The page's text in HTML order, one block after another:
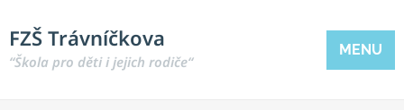
FZŠ Trávníčkova
“Škola pro děti i jejich rodiče“
MENU